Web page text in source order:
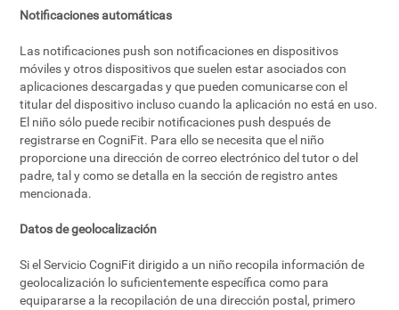
Notificaciones automáticas
Las notificaciones push son notificaciones en dispositivos
móviles y otros dispositivos que suelen estar asociados con
aplicaciones descargadas y que pueden comunicarse con el
titular del dispositivo incluso cuando la aplicación no está en uso.
El niño sólo puede recibir notificaciones push después de
registrarse en CogniFit. Para ello se necesita que el niño
proporcione una dirección de correo electrónico del tutor o del
padre, tal y como se detalla en la sección de registro antes
mencionada.
Datos de geolocalización
Si el Servicio CogniFit dirigido a un niño recopila información de
geolocalización lo suficientemente específica como para
equipararse a la recopilación de una dirección postal, primero